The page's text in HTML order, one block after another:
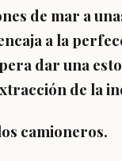
de mar a
a la
dar una
de la
camioneros.